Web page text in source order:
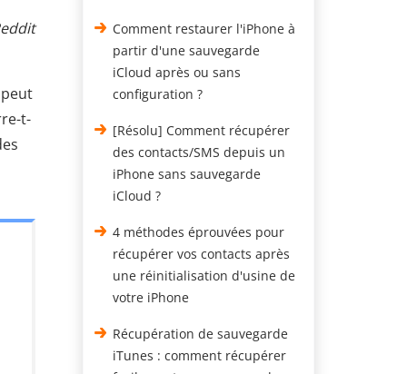
t-
Comment restaurer l'iPhone à
partir d'une sauvegarde
iCloud après ou sans
configuration ?
[Résolu] Comment récupérer
des contacts/SMS depuis un
iPhone sans sauvegarde
iCloud ?
4 méthodes éprouvées pour
récupérer vos contacts après
une réinitialisation d'usine de
votre iPhone
Récupération de sauvegarde
iTunes : comment récupérer